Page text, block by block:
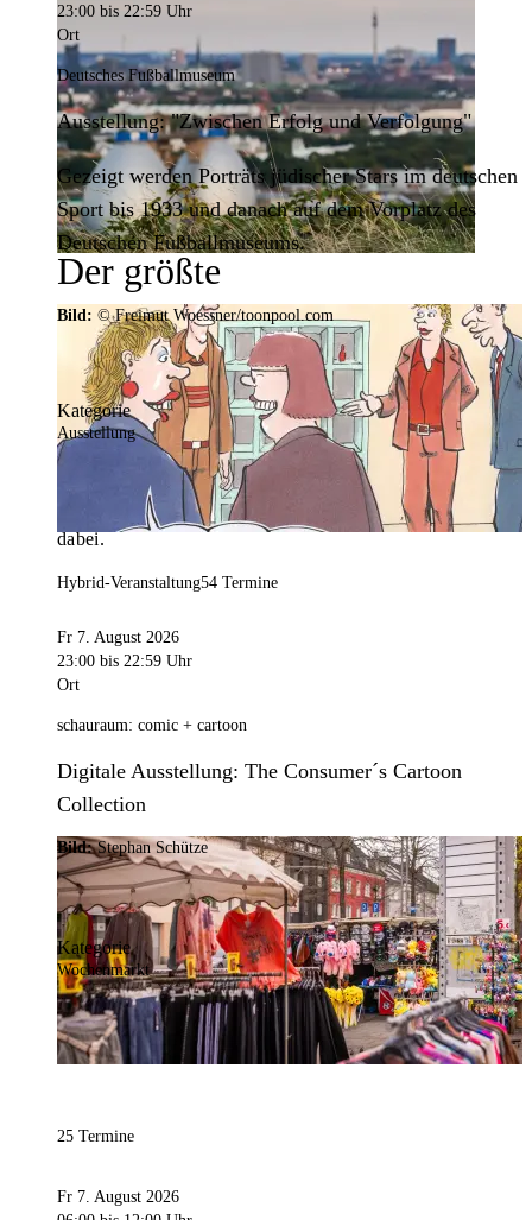
Der größte
Veranstaltungskalender der
Region
Mit weit über 4.000 Terminen ist der
Veranstaltungskalender der Stadt Dortmund der
umfangreichste der Region. Hier ist für alle was
dabei.
23:00 bis 22:59 Uhr
Ort
Deutsches Fußballmuseum
Ausstellung: "Zwischen Erfolg und Verfolgung"
Gezeigt werden Porträts jüdischer Stars im deutschen
Sport bis 1933 und danach auf dem Vorplatz des
Deutschen Fußballmuseums.
Bild: © Freimut Woessner/toonpool.com
Kategorie
Ausstellung
Hybrid-Veranstaltung54 Termine
Fr 7. August 2026
23:00 bis 22:59 Uhr
Ort
schauraum: comic + cartoon
Digitale Ausstellung: The Consumer´s Cartoon
Collection
Bild:Stephan Schütze
Kategorie
Wochenmarkt
25 Termine
Fr 7. August 2026